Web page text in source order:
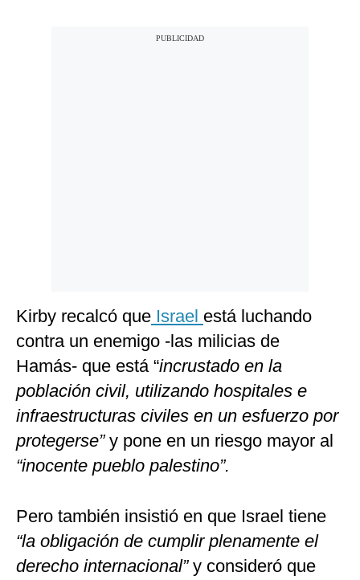
Kirby recalcó que Israel está luchando
contra un enemigo -las milicias de
Hamás- que está “incrustado en la
población civil, utilizando hospitales e
infraestructuras civiles en un esfuerzo por
protegerse”y pone en un riesgo mayor al
“inocente pueblo palestino”.
Pero también insistió en que Israel tiene
“la obligación de cumplir plenamente el
derecho internacional”y consideró que